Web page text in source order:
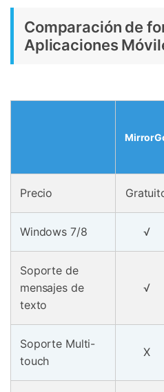
Comparación de
Aplicaciones
Precio
Windows 7/8 √
Soporte de
mensajes de
texto
√
Soporte Multi-
touch
X